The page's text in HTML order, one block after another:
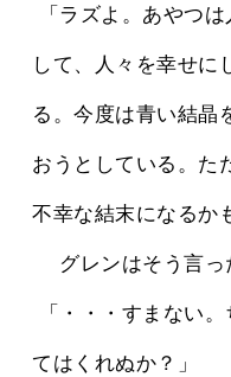
して、人々を幸せに
る。今度は青い結晶
おうとしている。た
不幸な結末になるか
グレンはそう言っ
てはくれぬか？」